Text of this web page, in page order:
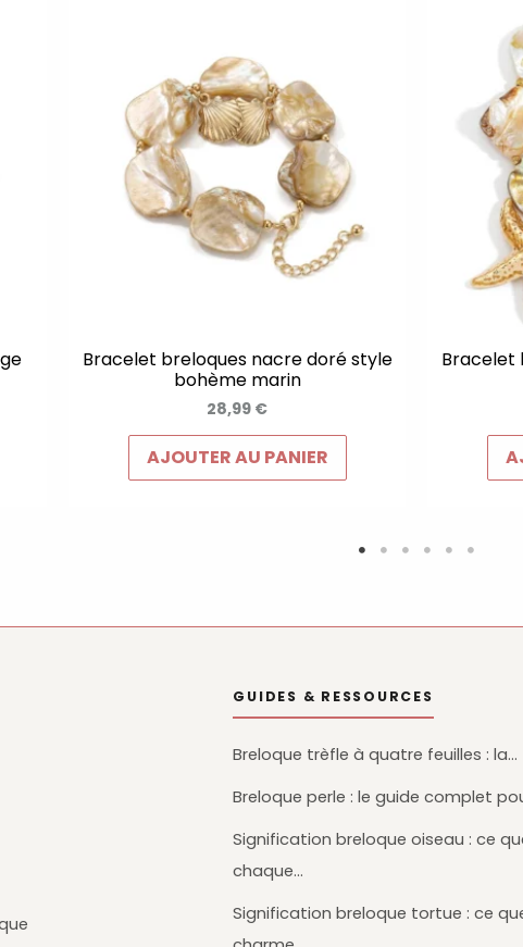
Bracelet breloques nacre doré style
bohème marin
28,99 €
AJOUTER AU PANIER
Bracelet
GUIDES & RESSOURCES
Breloque trèfle à quatre feuilles : la…
Breloque perle : le guide complet
Signification breloque oiseau : ce
chaque…
Signification breloque tortue : ce